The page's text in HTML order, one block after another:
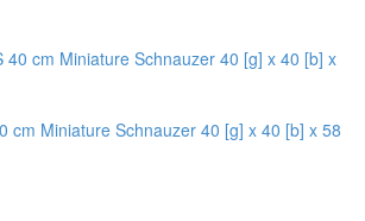
cm Miniature Schnauzer 40 [g] x 40 [b] x 58